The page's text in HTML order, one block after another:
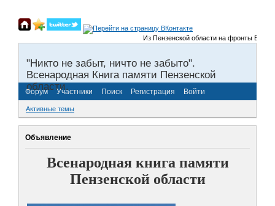
Из Пензенской области на фронты Великой
"Никто не забыт, ничто не забыто".
Всенародная Книга памяти Пензенской
области.
Форум Участники Поиск Регистрация Войти
Активные темы
Объявление
Всенародная книга памяти
Пензенской области